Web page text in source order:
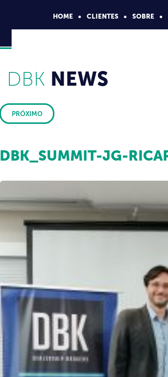
HOME CLIENTES SOBRE
DBK NEWS
PRÓXIMO
DBK_SUMMIT-JG-